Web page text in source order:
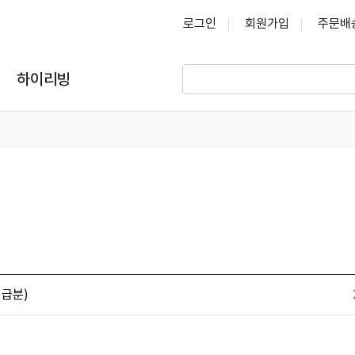
로그인 회원가입 주문배
하이리빙
분)